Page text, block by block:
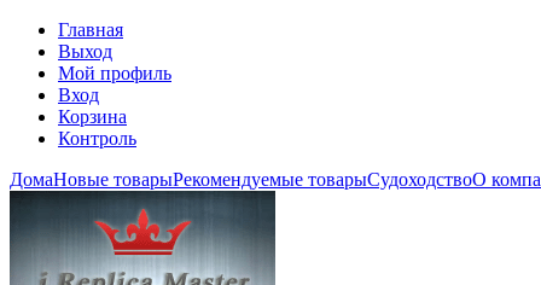
Главная
Выход
Мой профиль
Вход
Корзина
Контроль
ДомаНовые товарыРекомендуемые товарыСудоходствоО